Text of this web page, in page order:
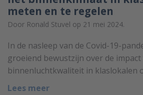
meten en te regelen
Door Ronald Stuvel op 21 mei 2024.
In de nasleep van de Covid-19-
groeiend bewustzijn over de impact
binnenluchtkwaliteit in klaslokalen
Lees meer